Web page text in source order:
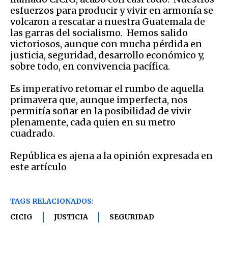
esfuerzos para producir y vivir en armonía se
volcaron a rescatar a nuestra Guatemala de
las garras del socialismo. Hemos salido
victoriosos, aunque con mucha pérdida en
justicia, seguridad, desarrollo económico y,
sobre todo, en convivencia pacífica.
Es imperativo retomar el rumbo de aquella
primavera que, aunque imperfecta, nos
permitía soñar en la posibilidad de vivir
plenamente, cada quien en su metro
cuadrado.
República es ajena a la opinión expresada en
este artículo
TAGS RELACIONADOS:
CICIG
JUSTICIA SEGURIDAD